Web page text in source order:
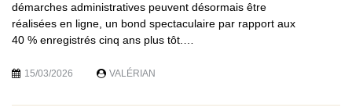
démarches administratives peuvent désormais être
réalisées en ligne, un bond spectaculaire par rapport aux
40 % enregistrés cinq ans plus tôt.…
15/03/2026 VALÉRIAN